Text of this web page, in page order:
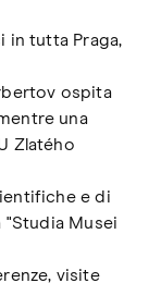
in tutta Praga,
ospita
una
Zlatého
e di
"Studia Musei
visite